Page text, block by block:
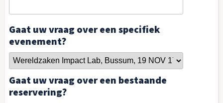
Gaat uw vraag over een specifiek
evenement?
Gaat uw vraag over een bestaande
reservering?